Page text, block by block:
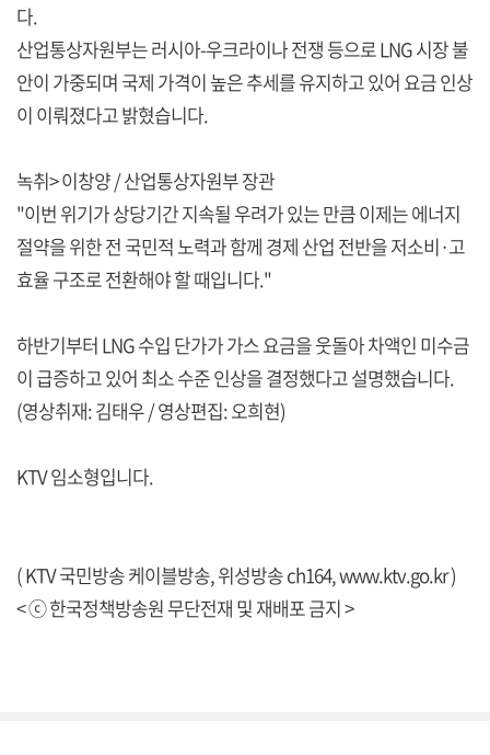
다.
산업통상자원부는 러시아-우크라이나 전쟁 등으로 LNG 시장 불
안이 가중되며 국제 가격이 높은 추세를 유지하고 있어 요금 인상
이 이뤄졌다고 밝혔습니다.
녹취> 이창양 / 산업통상자원부 장관
"이번 위기가 상당기간 지속될 우려가 있는 만큼 이제는 에너지
절약을 위한 전 국민적 노력과 함께 경제 산업 전반을 저소비·고
효율 구조로 전환해야 할 때입니다."
하반기부터 LNG 수입 단가가 가스 요금을 웃돌아 차액인 미수금
이 급증하고 있어 최소 수준 인상을 결정했다고 설명했습니다.
(영상취재: 김태우 / 영상편집: 오희현)
KTV 임소형입니다.
( KTV 국민방송 케이블방송, 위성방송 ch164,www.ktv.go.kr)
< ⓒ 한국정책방송원 무단전재 및 재배포 금지 >